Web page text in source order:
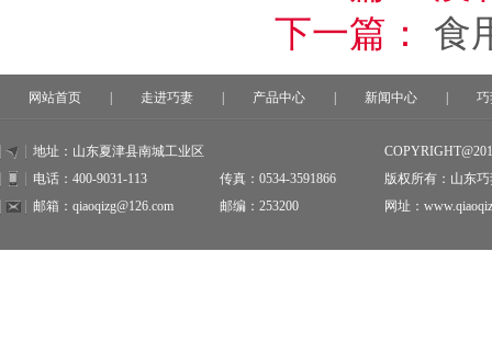
下一篇： 食
网站首页 走进巧妻 产品中心 新闻中心
地址：山东夏津县南城工业区
电话：400-9031-113
传真：0534-3591866
邮箱：qiaoqizg@126.com
邮编：253200
版权所有：山东
网址：